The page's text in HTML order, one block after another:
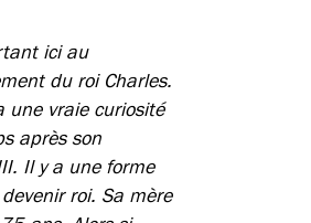
ici au
du roi Charles.
une vraie curiosité
après son
Il y a une forme
roi. Sa mère